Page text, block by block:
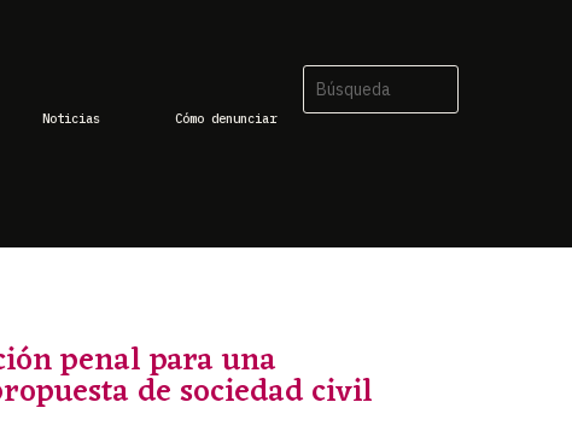
Noticias Cómo denunciar
penal para una
de sociedad civil